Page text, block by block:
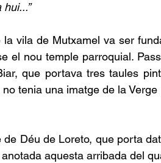
vila de Mutxamel va ser
el nou temple parroquial.
que portava tres taules
tenia una imatge de la
Déu de Loreto, que porta
aquesta arribada del